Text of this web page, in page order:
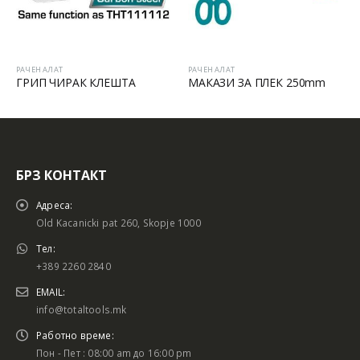
РАЧЕН АЛАТ
ГРИП ЧИРАК КЛЕШТА
РАЧЕН АЛАТ
МАКАЗИ ЗА ПЛЕК 250mm
БРЗ КОНТАКТ
Адреса:
Old Kacanicki pat 260, Skopje 1000
Тел:
+389 2260 2840
EMAIL:
info@totaltools.mk
Работно време:
Пон - Пет : 08:00 am до 16:00 pm